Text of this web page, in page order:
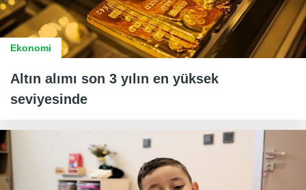
Ekonomi
Altın alımı son 3 yılın en yüksek
seviyesinde